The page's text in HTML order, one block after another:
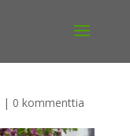
| 0 kommenttia